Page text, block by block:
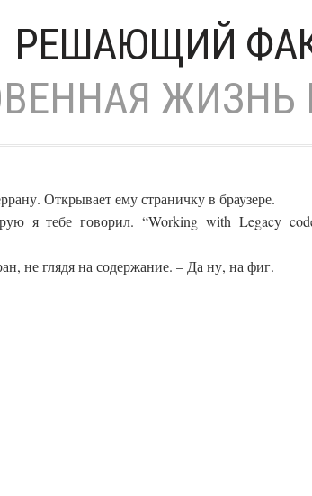
РЕШАЮЩИЙ
ЖИЗНЬ
Открывает ему страничку в браузере.
я тебе говорил. “Working with Legacy
не глядя на содержание. – Да ну, на фиг.